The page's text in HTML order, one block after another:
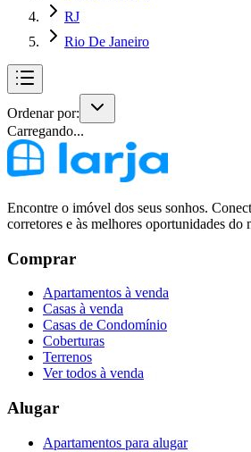
RJ
Rio De Janeiro
Ordenar por:
Carregando...
Encontre o imóvel dos seus sonhos.
corretores e às melhores oportunidades
Comprar
Apartamentos à venda
Casas à venda
Casas de Condomínio
Coberturas
Terrenos
Ver todos à venda
Alugar
Apartamentos para alugar